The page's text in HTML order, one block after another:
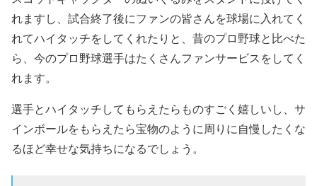
れますし、試合終了後にファンの皆さんを球場に入れてく
れてハイタッチをしてくれたりと、昔のプロ野球と比べた
ら、今のプロ野球選手はたくさんファンサービスをしてく
れます。
選手とハイタッチしてもらえたらものすごく嬉しいし、サ
インボールをもらえたら宝物のように周りに自慢したくな
るほど幸せな気持ちになるでしょう。